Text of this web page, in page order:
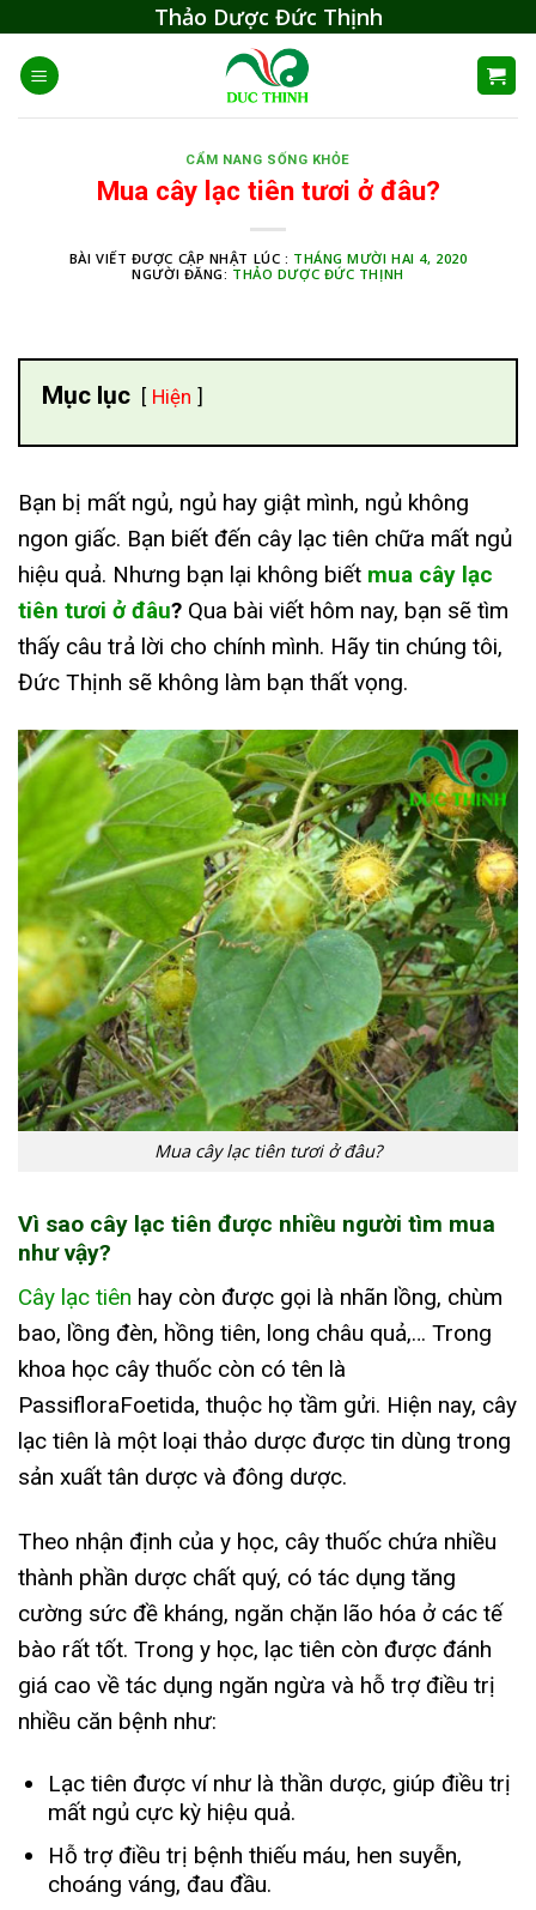
content
Thảo Dược Đức Thịnh
CẨM NANG SỐNG KHỎE
Mua cây lạc tiên tươi ở đâu?
BÀI VIẾT ĐƯỢC CẬP NHẬT LÚC : THÁNG MƯỜI HAI 4, 2020
NGƯỜI ĐĂNG: THẢO DƯỢC ĐỨC THỊNH
Mục lục Hiện
Bạn bị mất ngủ, ngủ hay giật mình, ngủ không
ngon giấc. Bạn biết đến cây lạc tiên chữa mất ngủ
hiệu quả. Nhưng bạn lại không biết mua cây lạc
tiên tươi ở đâu? Qua bài viết hôm nay, bạn sẽ tìm
thấy câu trả lời cho chính mình. Hãy tin chúng tôi,
Đức Thịnh sẽ không làm bạn thất vọng.
Mua cây lạc tiên tươi ở đâu?
Vì sao cây lạc tiên được nhiều người tìm mua
như vậy?
Cây lạc tiên hay còn được gọi là nhãn lồng, chùm
bao, lồng đèn, hồng tiên, long châu quả,… Trong
khoa học cây thuốc còn có tên là
PassifloraFoetida, thuộc họ tầm gửi. Hiện nay, cây
lạc tiên là một loại thảo dược được tin dùng trong
sản xuất tân dược và đông dược.
Theo nhận định của y học, cây thuốc chứa nhiều
thành phần dược chất quý, có tác dụng tăng
cường sức đề kháng, ngăn chặn lão hóa ở các tế
bào rất tốt. Trong y học, lạc tiên còn được đánh
giá cao về tác dụng ngăn ngừa và hỗ trợ điều trị
nhiều căn bệnh như:
Lạc tiên được ví như là thần dược, giúp điều trị
mất ngủ cực kỳ hiệu quả.
Hỗ trợ điều trị bệnh thiếu máu, hen suyễn,
choáng váng, đau đầu.